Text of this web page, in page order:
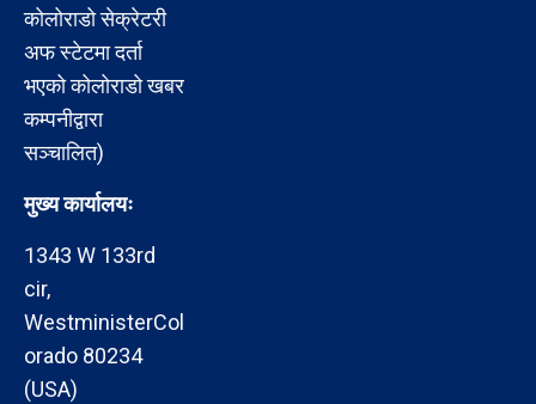
कोलोराडो सेक्रेटरी
अफ स्टेटमा दर्ता
भएको कोलोराडो खबर
कम्पनीद्वारा
सञ्चालित)
मुख्य कार्यालयः
1343 W 133rd
cir,
WestministerCol
orado 80234
(USA)